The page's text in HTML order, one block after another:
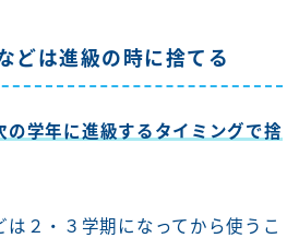
どは進級の時に捨てる
の学年に進級するタイミングで捨
２・３学期になってから使うこ